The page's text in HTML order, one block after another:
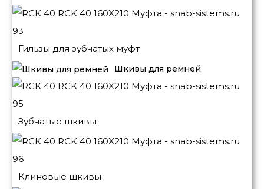
Гильзы для зубчатых муфт
Шкивы для ремней
Зубчатые шкивы
Клиновые шкивы